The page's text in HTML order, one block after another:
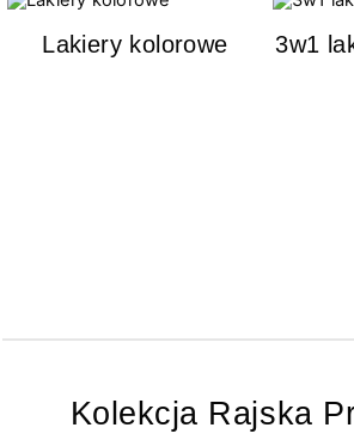
Lakiery kolorowe 3w1
Kolekcja Rajska